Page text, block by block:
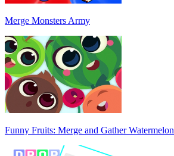
Merge Monsters Army
Funny Fruits: Merge and Gather Watermelon